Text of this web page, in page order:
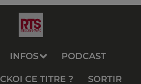
INFOS PODCAST
CKOI CE TITRE ? SORTIR